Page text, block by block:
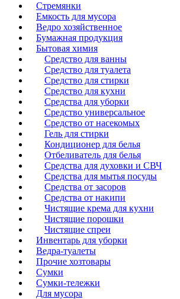
Стремянки
Емкость для мусора
Ведро хозяйственное
Бумажная продукция
Бытовая химия
Средство для ванны
Средство для туалета
Средство для стирки
Средство для кухни
Средства для уборки
Средство универсальное
Средство от насекомых
Гель для стирки
Кондиционер для белья
Отбеливатель для белья
Средства для духовки и СВЧ
Средства для мытья посуды
Средства от засоров
Средства от накипи
Чистящие крема для кухни
Чистящие порошки
Чистящие спреи
Инвентарь для уборки
Ведра-туалеты
Прочие хозтовары
Сумки
Сумки-тележки
Для мусора